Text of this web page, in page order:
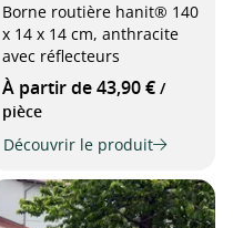
Borne routière hanit® 140
x 14 x 14 cm, anthracite
avec réflecteurs
À partir de 43,90 € /
pièce
Découvrir le produit